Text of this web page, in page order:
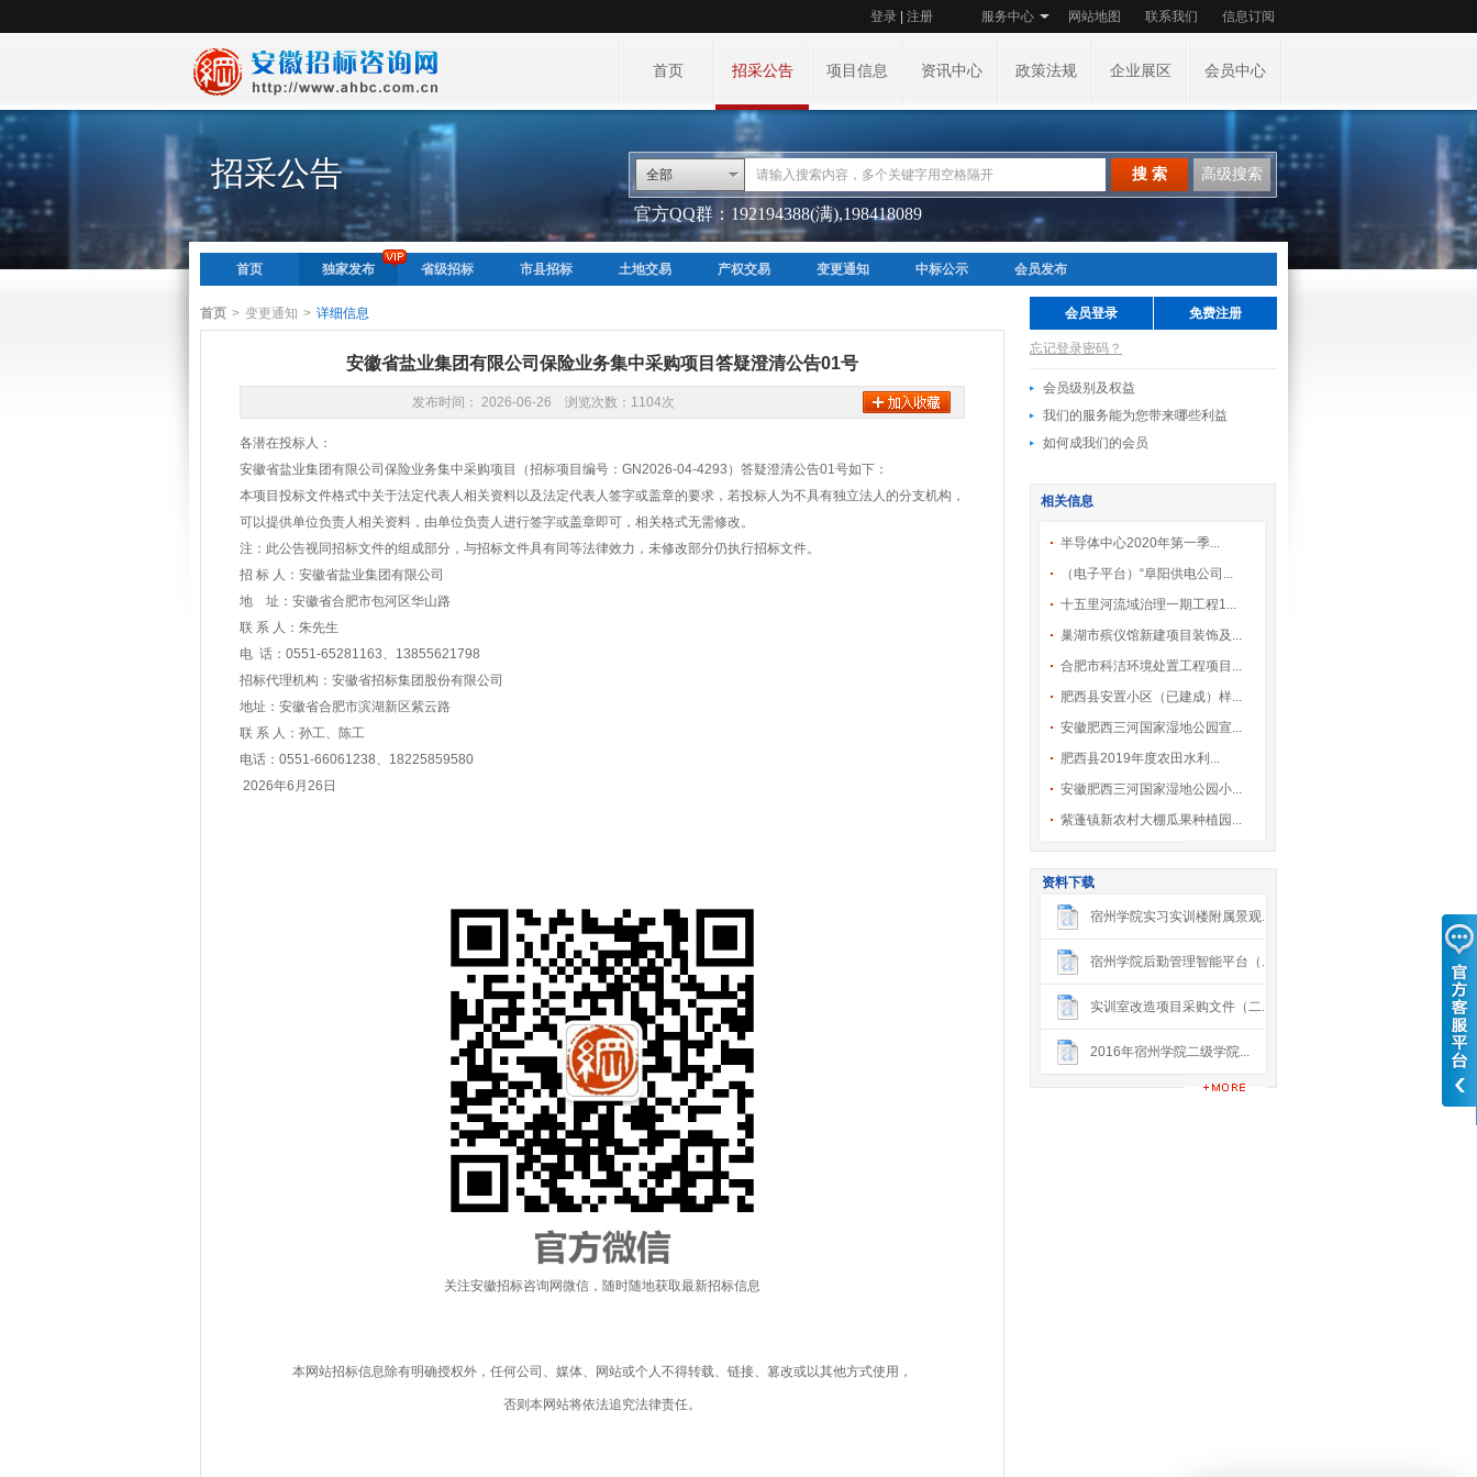
服务中心 网站地图 联系我们 信息订阅
登录 注册
首页 招采公告 项目信息 资讯中心 政策法规 企业展区 会员中心
招采公告 全部 搜 索 高级搜索
官方QQ群：192194388(满),198418089
首页 独家发布 省级招标 市县招标 土地交易 产权交易 变更通知 中标公示 会员发布
首页 > 变更通知 > 详细信息
安徽省盐业集团有限公司保险业务集中采购项目答疑澄清公告01号
发布时间： 2026-06-26 浏览次数：1104次
各潜在投标人：
安徽省盐业集团有限公司保险业务集中采购项目（招标项目编号：GN2026-04-4293）答疑澄清公告01号如下：
本项目投标文件格式中关于法定代表人相关资料以及法定代表人签字或盖章的要求，若投标人为不具有独立法人的分支机构，
可以提供单位负责人相关资料，由单位负责人进行签字或盖章即可，相关格式无需修改。
注：此公告视同招标文件的组成部分，与招标文件具有同等法律效力，未修改部分仍执行招标文件。
招 标 人：安徽省盐业集团有限公司
地 址：安徽省合肥市包河区华山路
联 系 人：朱先生
电 话：0551-65281163、13855621798
招标代理机构：安徽省招标集团股份有限公司
地址：安徽省合肥市滨湖新区紫云路
联 系 人：孙工、陈工
电话：0551-66061238、18225859580
2026年6月26日
关注安徽招标咨询网微信，随时随地获取最新招标信息
本网站招标信息除有明确授权外，任何公司、媒体、网站或个人不得转载、链接、篡改或以其他方式使用，
否则本网站将依法追究法律责任。
会员登录 免费注册
忘记登录密码？
会员级别及权益
我们的服务能为您带来哪些利益
如何成我们的会员
相关信息
半导体中心2020年第一季...
（电子平台）“阜阳供电公司...
十五里河流域治理一期工程1...
巢湖市殡仪馆新建项目装饰及...
合肥市科洁环境处置工程项目...
肥西县安置小区（已建成）样...
安徽肥西三河国家湿地公园宣...
肥西县2019年度农田水利...
安徽肥西三河国家湿地公园小...
紫蓬镇新农村大棚瓜果种植园...
资料下载
宿州学院实习实训楼附属景观...
宿州学院后勤管理智能平台（...
实训室改造项目采购文件（二...
2016年宿州学院二级学院...